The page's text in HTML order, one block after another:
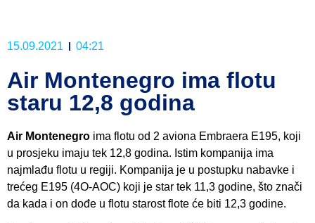
15.09.2021 04:21
Air Montenegro ima flotu
staru 12,8 godina
Air Montenegro ima flotu od 2 aviona Embraera E195, koji
u prosjeku imaju tek 12,8 godina. Istim kompanija ima
najmlađu flotu u regiji. Kompanija je u postupku nabavke i
trećeg E195 (4O-AOC) koji je star tek 11,3 godine, što znači
da kada i on dođe u flotu starost flote će biti 12,3 godine.